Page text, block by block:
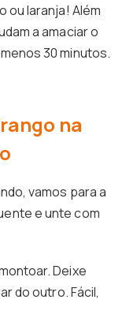
ou laranja! Além
a amaciar o
30 minutos.
na
vamos para a
e unte com
Deixe
do outro. Fácil,